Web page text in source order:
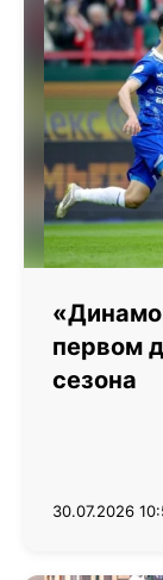
первом
сезона
30.07.2026